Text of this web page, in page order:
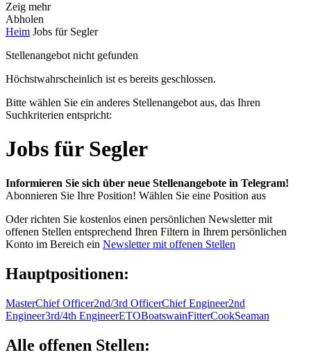
Zeig mehr
Abholen
Heim Jobs für Segler
Stellenangebot nicht gefunden
Höchstwahrscheinlich ist es bereits geschlossen.
Bitte wählen Sie ein anderes Stellenangebot aus, das Ihren
Suchkriterien entspricht:
Jobs für Segler
Informieren Sie sich über neue Stellenangebote in Telegram!
Abonnieren Sie Ihre Position! Wählen Sie eine Position aus
Oder richten Sie kostenlos einen persönlichen Newsletter mit
offenen Stellen entsprechend Ihren Filtern in Ihrem persönlichen
Konto im Bereich ein Newsletter mit offenen Stellen
Hauptpositionen:
MasterChief Officer2nd/3rd OfficerChief Engineer2nd
Engineer3rd/4th EngineerETOBoatswainFitterCookSeaman
Alle offenen Stellen: